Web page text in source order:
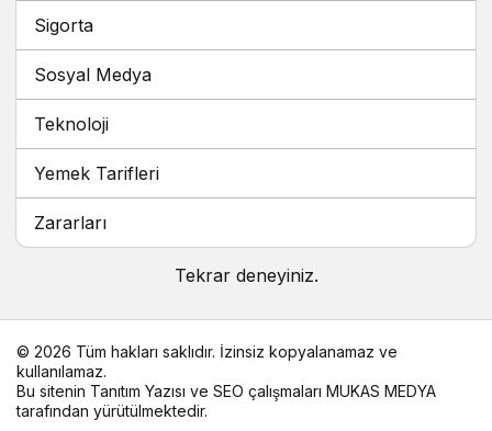
Sigorta
Sosyal Medya
Teknoloji
Yemek Tarifleri
Zararları
Tekrar deneyiniz.
© 2026 Tüm hakları saklıdır. İzinsiz kopyalanamaz ve
kullanılamaz.
Bu sitenin Tanıtım Yazısı ve SEO çalışmaları MUKAS MEDYA
tarafından yürütülmektedir.